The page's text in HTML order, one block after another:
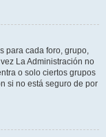
para cada foro, grupo,
La Administración no
o solo ciertos grupos
si no está seguro de por